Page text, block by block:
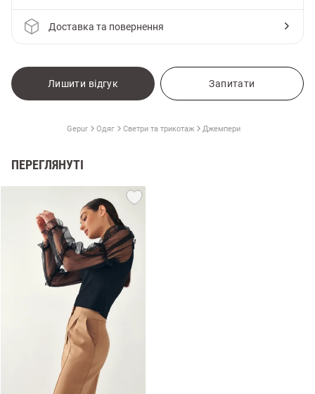
Доставка та повернення
Лишити відгук Запитати
Gepur Одяг Светри та трикотаж Джемпери
ПЕРЕГЛЯНУТІ